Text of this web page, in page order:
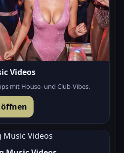
Videos
mit House- und Club-Vibes.